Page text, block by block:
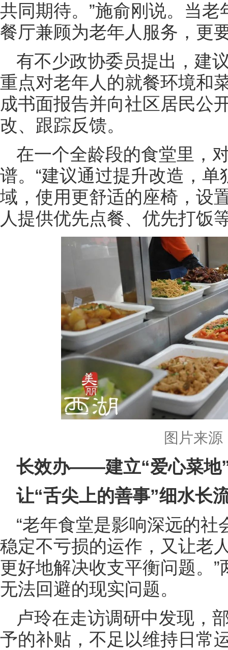
共同期待。”施俞刚说。当老
餐厅兼顾为老年人服务，更
有不少政协委员提出，建
重点对老年人的就餐环境和
成书面报告并向社区居民公
改、跟踪反馈。
在一个全龄段的食堂里，
谱。“建议通过提升改造，
域，使用更舒适的座椅，设
人提供优先点餐、优先打饭
图片来
长效办——建立“爱心菜地
让“舌尖上的善事”细水长
“老年食堂是影响深远的
稳定不亏损的运作，又让老
更好地解决收支平衡问题。
无法回避的现实问题。
卢玲在走访调研中发现，
予的补贴，不足以维持日常